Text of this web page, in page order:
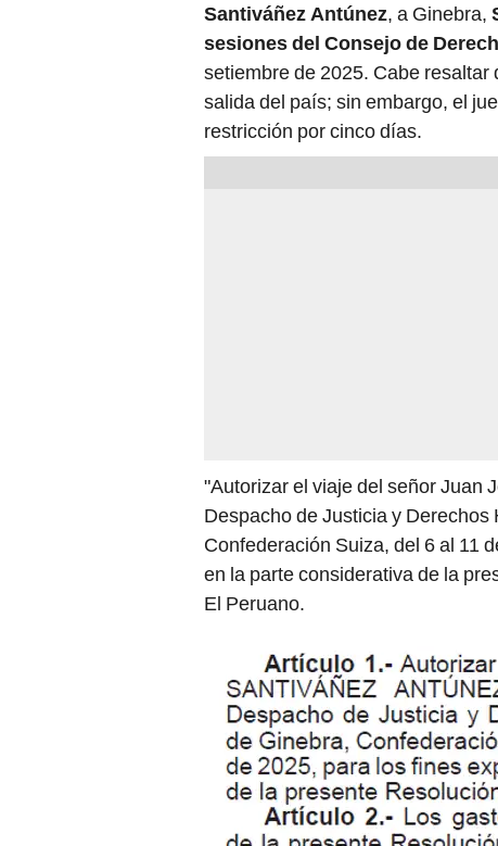
Santiváñez Antúnez, a Ginebra,
sesiones del Consejo de
setiembre de 2025. Cabe
salida del país; sin embargo, el
restricción por cinco días.
"Autorizar el viaje del señor Juan
Despacho de Justicia y
Confederación Suiza, del 6 al 11
en la parte considerativa de la
El Peruano.